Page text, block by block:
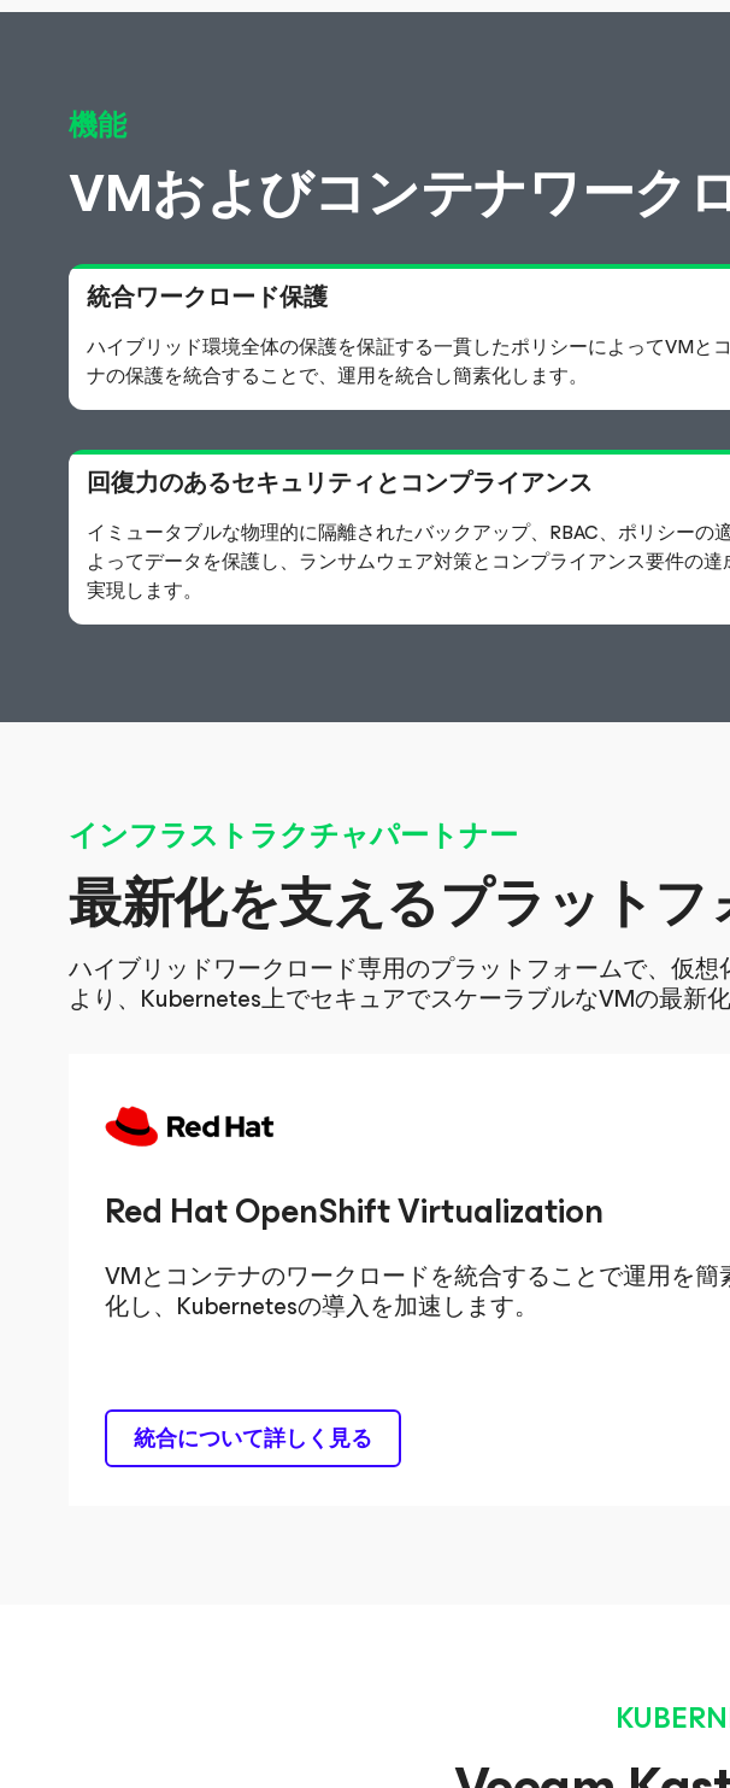
機能
VMおよびコンテナワーク
統合ワークロード保護
ハイブリッド環境全体の保護を保証する一貫したポリシーによってVMと
ナの保護を統合することで、運用を統合し簡素化します。
回復力のあるセキュリティとコンプライアンス
イミュータブルな物理的に隔離されたバックアップ、RBAC、ポリシーの
よってデータを保護し、ランサムウェア対策とコンプライアンス要件の達
実現します。
インフラストラクチャパートナー
最新化を支えるプラットフ
ハイブリッドワークロード専用のプラットフォームで、仮
より、Kubernetes上でセキュアでスケーラブルなVMの最新
Red Hat OpenShift Virtualization
VMとコンテナのワークロードを統合することで運用を簡
化し、Kubernetesの導入を加速します。
統合について詳しく見る